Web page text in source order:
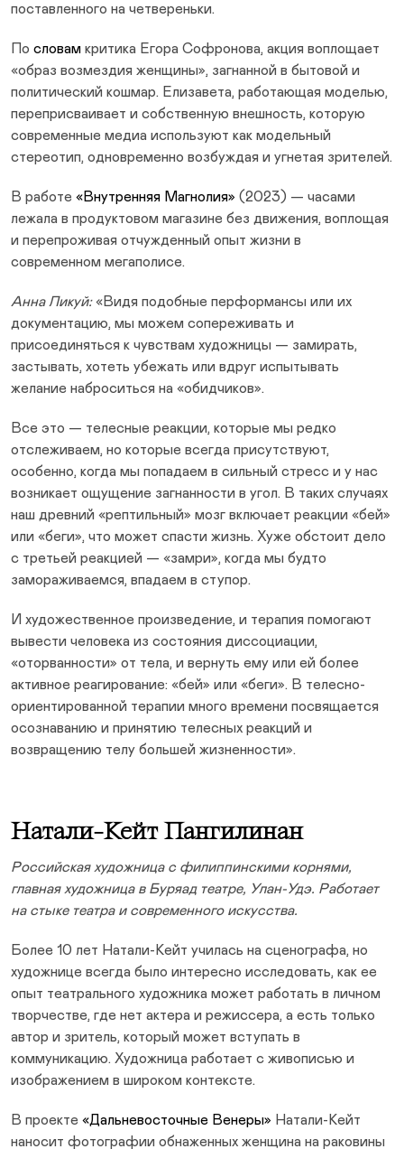
поставленного на четвереньки.
По словам критика Егора Софронова, акция воплощает
«образ возмездия женщины», загнанной в бытовой и
политический кошмар. Елизавета, работающая моделью,
переприсваивает и собственную внешность, которую
современные медиа используют как модельный
стереотип, одновременно возбуждая и угнетая зрителей.
В работе «Внутренняя Магнолия» (2023) — часами
лежала в продуктовом магазине без движения, воплощая
и перепроживая отчужденный опыт жизни в
современном мегаполисе.
Анна Ликуй:«Видя подобные перформансы или их
документацию, мы можем сопереживать и
присоединяться к чувствам художницы — замирать,
застывать, хотеть убежать или вдруг испытывать
желание наброситься на «обидчиков».
Все это — телесные реакции, которые мы редко
отслеживаем, но которые всегда присутствуют,
особенно, когда мы попадаем в сильный стресс и у нас
возникает ощущение загнанности в угол. В таких случаях
наш древний «рептильный» мозг включает реакции «бей»
или «беги», что может спасти жизнь. Хуже обстоит дело
с третьей реакцией — «замри», когда мы будто
замораживаемся, впадаем в ступор.
И художественное произведение, и терапия помогают
вывести человека из состояния диссоциации,
«оторванности» от тела, и вернуть ему или ей более
активное реагирование: «бей» или «беги». В телесно-
ориентированной терапии много времени посвящается
осознаванию и принятию телесных реакций и
возвращению телу большей жизненности».
Натали-Кейт Пангилинан
Российская художница с филиппинскими корнями,
главная художница в Буряад театре, Улан-Удэ. Работает
на стыке театра и современного искусства.
Более 10 лет Натали-Кейт училась на сценографа, но
художнице всегда было интересно исследовать, как ее
опыт театрального художника может работать в личном
творчестве, где нет актера и режиссера, а есть только
автор и зритель, который может вступать в
коммуникацию. Художница работает с живописью и
изображением в широком контексте.
В проекте «Дальневосточные Венеры» Натали-Кейт
наносит фотографии обнаженных женщина на раковины